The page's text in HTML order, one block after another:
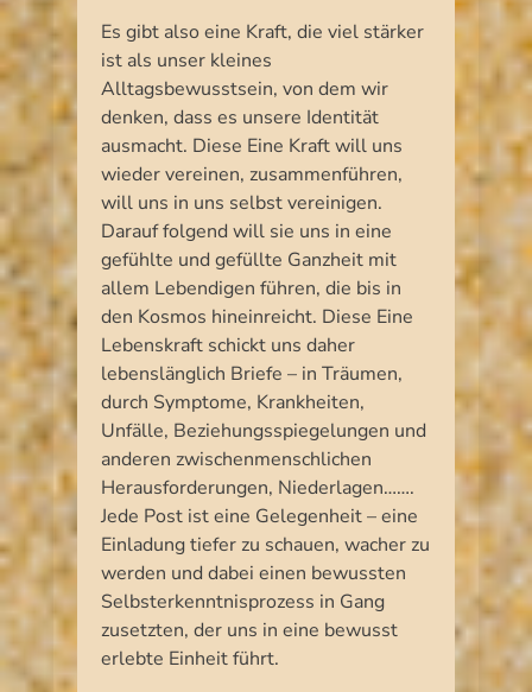
Es gibt also eine Kraft, die viel stärker
ist als unser kleines
Alltagsbewusstsein, von dem wir
denken, dass es unsere Identität
ausmacht. Diese Eine Kraft will uns
wieder vereinen, zusammenführen,
will uns in uns selbst vereinigen.
Darauf folgend will sie uns in eine
gefühlte und gefüllte Ganzheit mit
allem Lebendigen führen, die bis in
den Kosmos hineinreicht. Diese Eine
Lebenskraft schickt uns daher
lebenslänglich Briefe – in Träumen,
durch Symptome, Krankheiten,
Unfälle, Beziehungsspiegelungen und
anderen zwischenmenschlichen
Herausforderungen, Niederlagen…….
Jede Post ist eine Gelegenheit – eine
Einladung tiefer zu schauen, wacher zu
werden und dabei einen bewussten
Selbsterkenntnisprozess in Gang
zusetzten, der uns in eine bewusst
erlebte Einheit führt.